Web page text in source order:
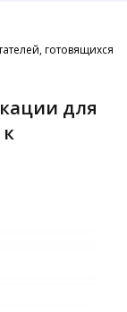
готовящихся